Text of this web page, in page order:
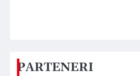
PARTENERI